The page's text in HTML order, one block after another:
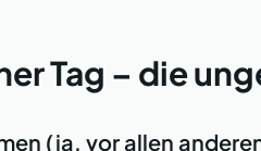
Tag – die
(ja, vor allen